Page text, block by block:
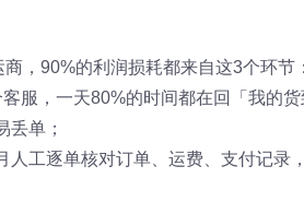
，90%的利润损耗都来自这3个环节：
服，一天80%的时间都在回「我的
丢单；
人工逐单核对订单、运费、支付记